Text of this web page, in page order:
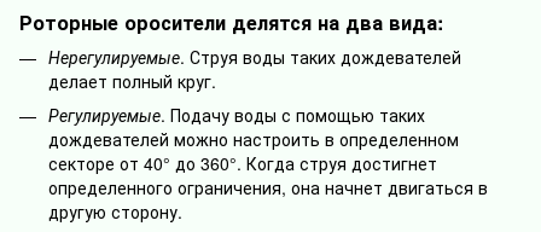
Роторные оросители делятся на два вида:
Нерегулируемые. Струя воды таких дождевателей
делает полный круг.
Регулируемые. Подачу воды с помощью таких
дождевателей можно настроить в определенном
секторе от 40° до 360°. Когда струя достигнет
определенного ограничения, она начнет двигаться в
другую сторону.